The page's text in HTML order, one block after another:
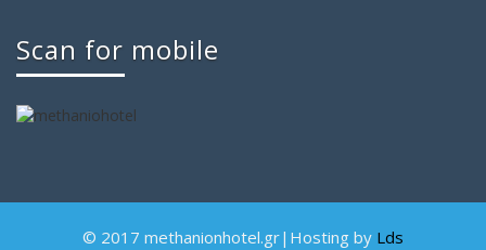
Scan for mobile
© 2017 methanionhotel.gr|Hosting by Lds